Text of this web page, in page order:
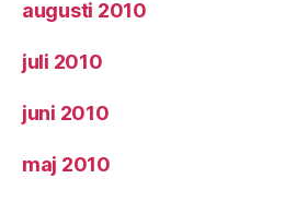
augusti 2010
juli 2010
juni 2010
maj 2010